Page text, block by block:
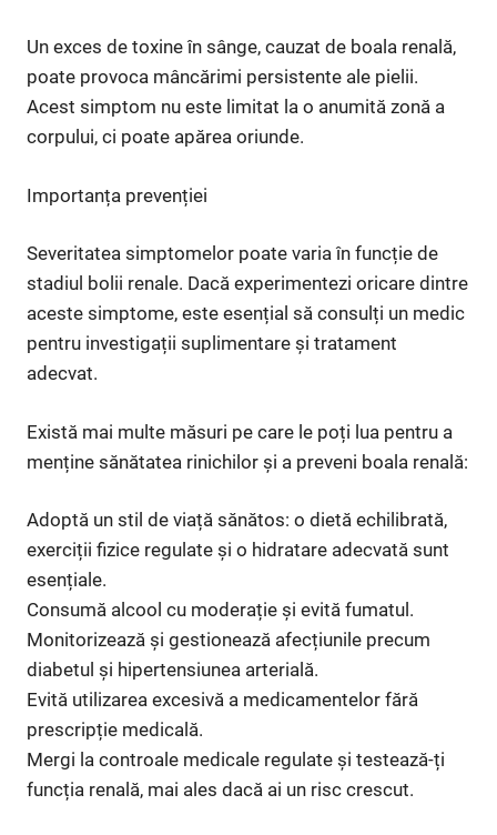
Un exces de toxine în sânge, cauzat de boala renală,
poate provoca mâncărimi persistente ale pielii.
Acest simptom nu este limitat la o anumită zonă a
corpului, ci poate apărea oriunde.
Importanța prevenției
Severitatea simptomelor poate varia în funcție de
stadiul bolii renale. Dacă experimentezi oricare dintre
aceste simptome, este esențial să consulți un medic
pentru investigații suplimentare și tratament
adecvat.
Există mai multe măsuri pe care le poți lua pentru a
menține sănătatea rinichilor și a preveni boala renală:
Adoptă un stil de viață sănătos: o dietă echilibrată,
exerciții fizice regulate și o hidratare adecvată sunt
esențiale.
Consumă alcool cu moderație și evită fumatul.
Monitorizează și gestionează afecțiunile precum
diabetul și hipertensiunea arterială.
Evită utilizarea excesivă a medicamentelor fără
prescripție medicală.
Mergi la controale medicale regulate și testează-ți
funcția renală, mai ales dacă ai un risc crescut.